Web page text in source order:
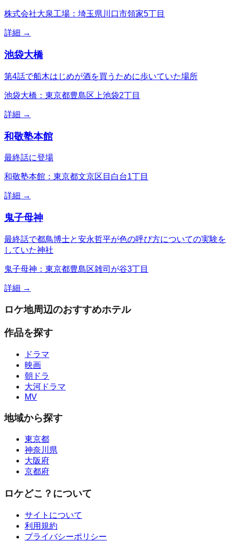
株式会社大泉工場：埼玉県川口市領家5丁目
詳細 →
池袋大橋
第4話で船木はじめが酒を買うために歩いていた場所
池袋大橋：東京都豊島区上池袋2丁目
詳細 →
和敬塾本館
最終話に登場
和敬塾本館：東京都文京区目白台1丁目
詳細 →
鬼子母神
最終話で都鳥博士と安永哲平が色の呼び方についての実験を
していた神社
鬼子母神：東京都豊島区雑司が谷3丁目
詳細 →
ロケ地周辺のおすすめホテル
作品を探す
ドラマ
映画
朝ドラ
大河ドラマ
MV
地域から探す
東京都
神奈川県
大阪府
京都府
ロケどこ？について
サイトについて
利用規約
プライバシーポリシー